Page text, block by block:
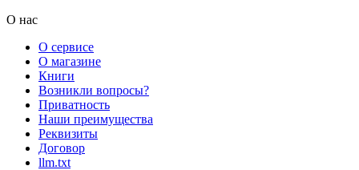
О нас
О сервисе
О магазине
Книги
Возникли вопросы?
Приватность
Наши преимущества
Реквизиты
Договор
llm.txt